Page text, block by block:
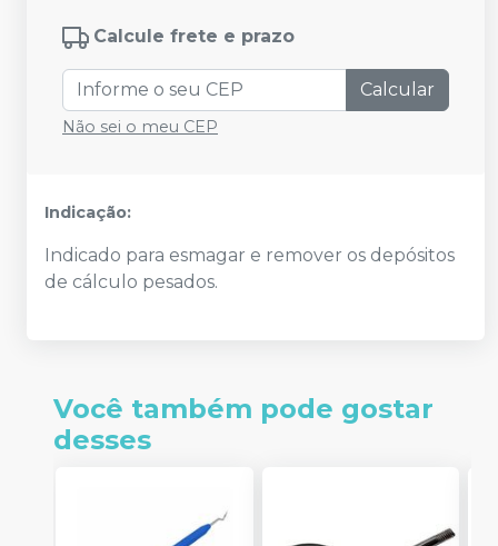
Calcule frete e prazo
Calcular
Não sei o meu CEP
Indicação:
Indicado para esmagar e remover os depósitos
de cálculo pesados.
Você também pode gostar
desses